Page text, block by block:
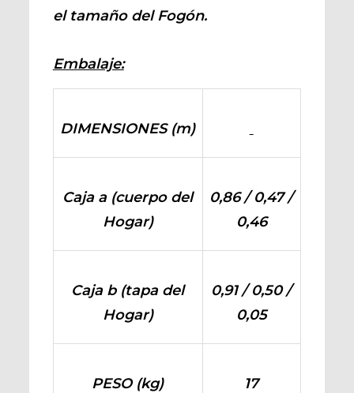
el tamaño del Fogón.
Embalaje:
DIMENSIONES (m)
Caja a (cuerpo del
Hogar)
0,86 / 0,47 /
0,46
Caja b (tapa del
Hogar)
0,91 / 0,50 /
0,05
PESO (kg) 17